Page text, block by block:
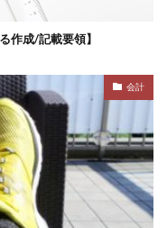
作成/記載要領】
会計